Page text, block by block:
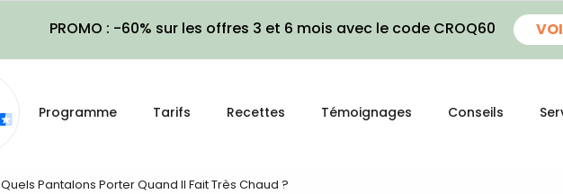
PROMO : -60% sur les offres 3 et 6 mois avec le code CROQ60
Programme Tarifs Recettes Témoignages Conseils
Quels Pantalons Porter Quand Il Fait Très Chaud ?